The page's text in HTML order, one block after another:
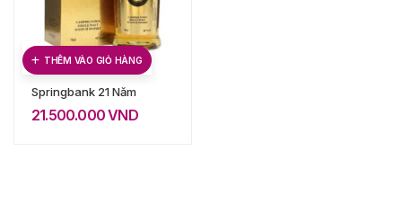
THÊM VÀO GIỎ HÀNG
Springbank 21 Năm
21.500.000VND